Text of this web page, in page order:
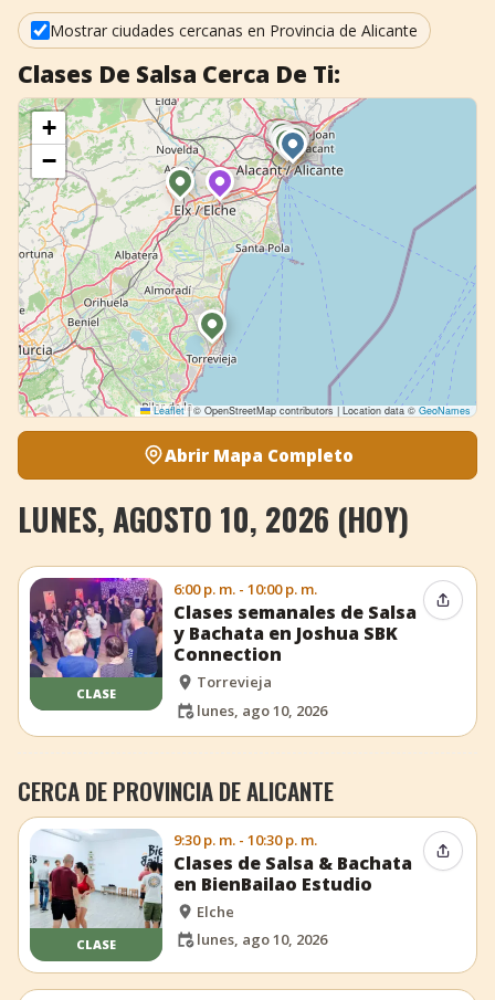
+ Añadir evento
Mostrar ciudades cercanas en Provincia de Alicante
Clases De Salsa Cerca De Ti:
+
−
Leaflet |© OpenStreetMap contributors | Location data © GeoNames
Abrir Mapa Completo
LUNES, AGOSTO 10, 2026 (HOY)
CLASE
6:00 p. m. - 10:00 p. m.
Clases semanales de Salsa
y Bachata en Joshua SBK
Connection
Torrevieja
lunes, ago 10, 2026
CERCA DE PROVINCIA DE ALICANTE
CLASE
9:30 p. m. - 10:30 p. m.
Clases de Salsa & Bachata
en BienBailao Estudio
Elche
lunes, ago 10, 2026